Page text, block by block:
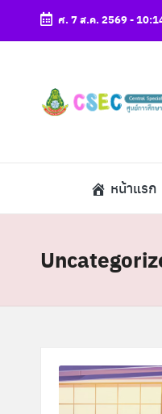
Skip
ศ. 7 ส.ค. 2569-
ศู
ก
า
ร
ศึ
ก
ษ
csec
หน้าแรก